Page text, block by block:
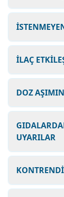
İLAÇ
DOZ
UYARILAR